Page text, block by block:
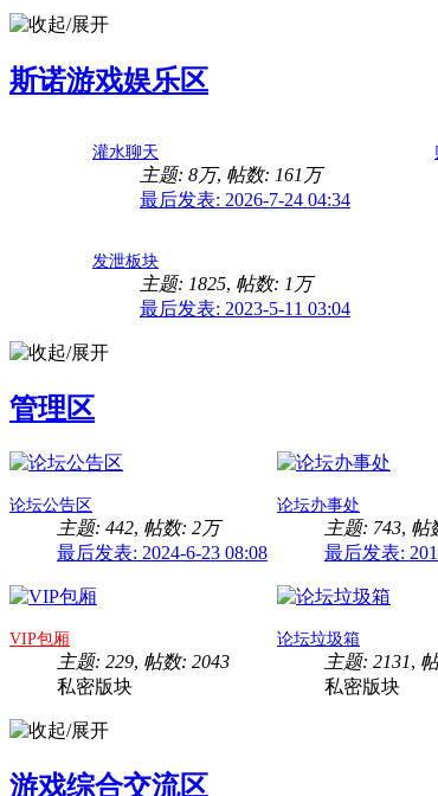
斯诺游戏娱乐区
灌水聊天
主题: 8万, 帖数: 161万
最后发表: 2026-7-24 04:34
发泄板块
主题: 1825, 帖数: 1万
最后发表: 2023-5-11 03:04
管理区
论坛公告区
主题: 442, 帖数: 2万
最后发表: 2024-6-23 08:08
论坛办事处
主题: 743, 帖
最后发表:
VIP包厢
主题: 229, 帖数: 2043
私密版块
论坛垃圾箱
主题: 2131,
私密版块
游戏综合交流区